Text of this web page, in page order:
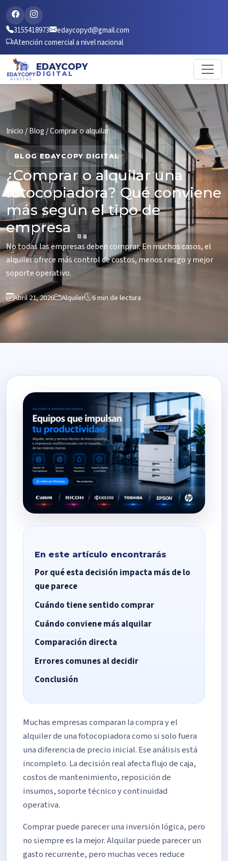
3155418973
edaycopyd@gmail.com
Atención comercial a nivel nacional
EDAYCOPY
DIGITAL
Inicio/Blog/ Comprar o alquilar
BLOG EDAYCOPY DIGITAL
¿Comprar o alquilar una
fotocopiadora? Qué conviene
más según el tipo de
empresa
No todas las empresas deben comprar. En muchos casos, el
alquiler ofrece más control de costos, menos riesgo y mejor
soporte operativo.
Abril 21, 2026 Alquiler 6 min de lectura
En este artículo encontrarás
Por qué esta decisión impacta más de lo
que parece
Cuándo tiene sentido comprar
Cuándo conviene más alquilar
Comparación directa
Errores comunes al decidir
Conclusión
Muchas empresas comparan la compra y el
alquiler de una fotocopiadora como si solo fuera
una diferencia de precio inicial. Ese análisis está
incompleto. La decisión real afecta flujo de caja,
costos de mantenimiento, reposición de
insumos, soporte técnico y continuidad
operativa.
Comprar puede parecer una inversión lógica, pero
no siempre es la mejor. Alquilar puede parecer un
gasto recurrente, pero muchas veces reduce